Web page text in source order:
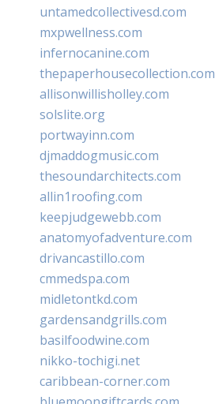
untamedcollectivesd.com
mxpwellness.com
infernocanine.com
thepaperhousecollection.com
allisonwillisholley.com
solslite.org
portwayinn.com
djmaddogmusic.com
thesoundarchitects.com
allin1roofing.com
keepjudgewebb.com
anatomyofadventure.com
drivancastillo.com
cmmedspa.com
midletontkd.com
gardensandgrills.com
basilfoodwine.com
nikko-tochigi.net
caribbean-corner.com